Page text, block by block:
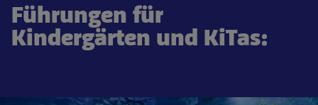
Führungen für
Kindergärten und KiTas: